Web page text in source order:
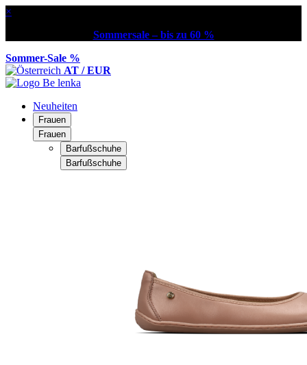
×
Sommersale – bis zu 60 %
Sommer-Sale %
AT / EUR
Neuheiten
Frauen
Frauen
Barfußschuhe
Barfußschuhe